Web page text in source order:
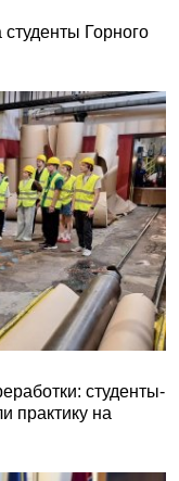
Горного
студенты-
практику на